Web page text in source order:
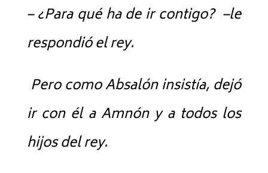
– ¿Para qué ha de ir contigo? –le
respondió el rey.
Pero como Absalón insistía, dejó
ir con él a Amnón y a todos los
hijos del rey.